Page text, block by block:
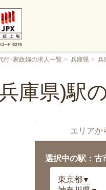
行･家政婦の求人一覧 兵庫県 兵
庫県)駅
エリアか
選択中の駅：古
東京都▼